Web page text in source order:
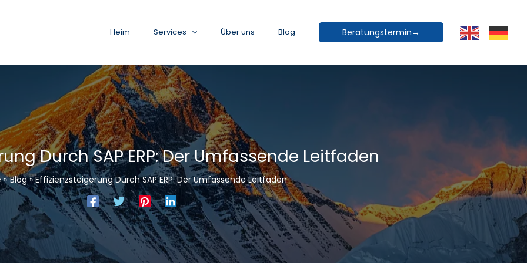
Heim Services Über uns Blog Beratungstermin→
Durch SAP ERP: Der Umfassende Leitfaden
Blog Effizienzsteigerung Durch SAP ERP: Der Umfassende Leitfaden